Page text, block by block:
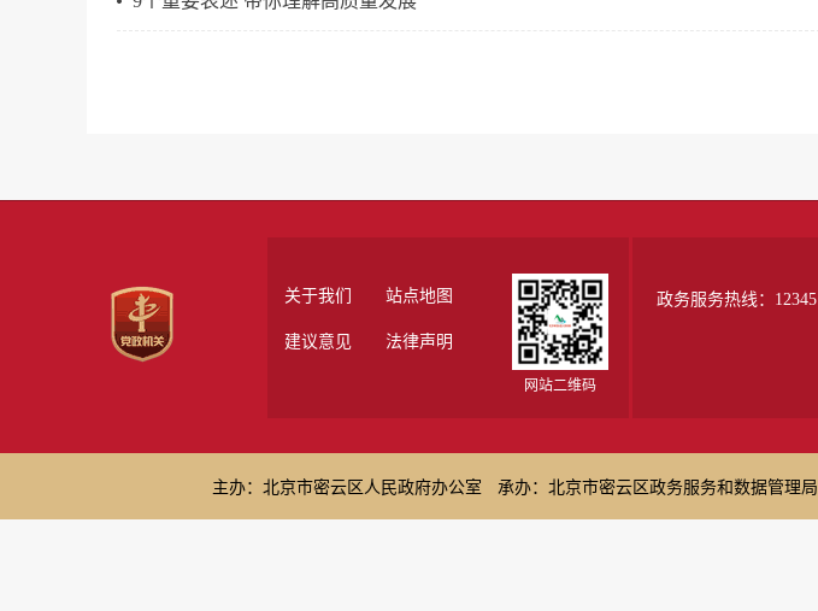
关于我们 站点地图
建议意见 法律声明
网站二维码
政务服务热线：12345
主办：北京市密云区人民政府办公室 承办：北京市密云区政务服务和数据管理局